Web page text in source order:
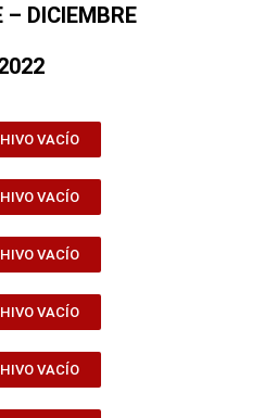
– DICIEMBRE
VACÍO
VACÍO
VACÍO
VACÍO
VACÍO